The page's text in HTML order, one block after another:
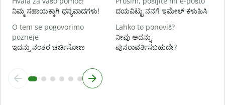
ನಿಮ್ಮ ಸಹಾಯಕ್ಕಾಗಿ ಧನ್ಯವಾದಗಳು!
ದಯವಿಟ್ಟು ನನಗೆ ಇಮೇಲ್ ಕಳುಹಿಸಿ
O tem se pogovorimo
pozneje
ಇದನ್ನು ನಂತರ ಚರ್ಚಿಸೋಣ
Lahko to ponoviš?
ನೀವು ಅದನ್ನು
ಪುನರಾವರ್ತಿಸಬಹುದೇ?